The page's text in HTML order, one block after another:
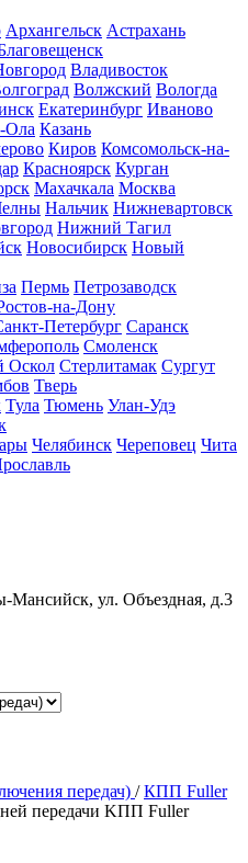
Архангельск Астрахань
Владивосток
Волжский Вологда
Екатеринбург Иваново
Ола Казань
Киров Комсомольск-на-
Красноярск Курган
Махачкала Москва
Нальчик Нижневартовск
Нижний Тагил
Новосибирск Новый
Пермь Петрозаводск
на-Дону
Петербург Саранск
Смоленск
Оскол Стерлитамак Сургут
Тверь
Тула Тюмень Улан-Удэ
Челябинск Череповец Чита
Мансийск, ул. Объездная, д.3
передач) /КПП Fuller
передачи KПП Fuller